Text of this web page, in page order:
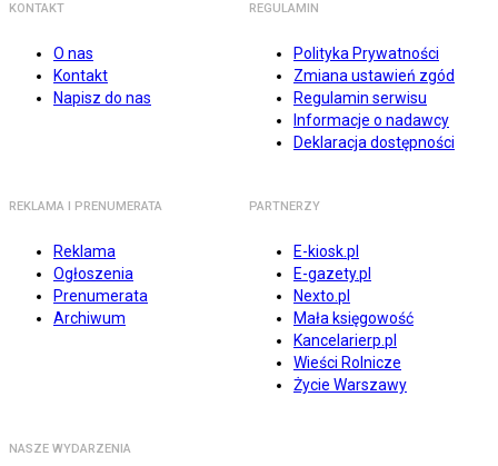
KONTAKT
O nas
Kontakt
Napisz do nas
REGULAMIN
Polityka Prywatności
Zmiana ustawień zgód
Regulamin serwisu
Informacje o nadawcy
Deklaracja dostępności
REKLAMA I PRENUMERATA
Reklama
Ogłoszenia
Prenumerata
Archiwum
PARTNERZY
E-kiosk.pl
E-gazety.pl
Nexto.pl
Mała księgowość
Kancelarierp.pl
Wieści Rolnicze
Życie Warszawy
NASZE WYDARZENIA